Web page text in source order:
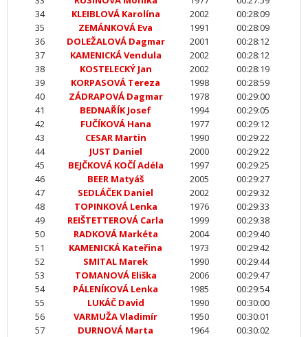
34
KLEIBLOVÁ Karolína 2002
00:28:09
35
ZEMÁNKOVÁ Eva 1991
00:28:09
36
DOLEŽALOVÁ Dagmar 2001
00:28:12
37
KAMENICKÁ Vendula 2002
00:28:12
38
KOSTELECKÝ Jan 2002
00:28:19
39
KORPASOVÁ Tereza 1998
00:28:59
40
ZÁDRAPOVÁ Dagmar 1978
00:29:00
41
BEDNAŘÍK Josef 1994
00:29:05
42
FUČÍKOVÁ Hana 1977
00:29:12
43
CESAR Martin 1990
00:29:22
44
JUST Daniel 2000
00:29:22
45
BEJČKOVÁ KOČÍ Adéla 1997
00:29:25
46
BEER Matyáš 2005
00:29:27
47
SEDLÁČEK Daniel 2002
00:29:32
48
TOPINKOVÁ Lenka 1976
00:29:33
49
REIŠTETTEROVÁ Carla 1999
00:29:38
50
RADKOVÁ Markéta 2004
00:29:40
51
KAMENICKÁ Kateřina 1973
00:29:42
52
SMITAL Marek 1990
00:29:44
53
TOMANOVÁ Eliška 2006
00:29:47
54
PÁLENÍKOVÁ Lenka 1985
00:29:54
55
LUKÁČ David 1990
00:30:00
56
VARMUŽA Vladimír 1950
00:30:01
57
DURNOVÁ Marta 1964
00:30:02